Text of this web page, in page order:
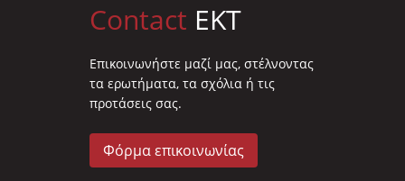
Contact EKT
Επικοινωνήστε μαζί μας, στέλνοντας
τα ερωτήματα, τα σχόλια ή τις
προτάσεις σας.
Φόρμα επικοινωνίας